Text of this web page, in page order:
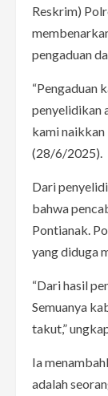
Reskrim)
pengaduan
“Pengaduan
penyelidikan
kami naikkan
(28/6/2025).
Dari
bahwa
Pontianak.
yang diduga
“Dari hasil
Semuanya
takut,”
Ia
adalah